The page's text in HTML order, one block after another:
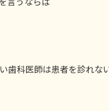
歯科医師は患者を診れない